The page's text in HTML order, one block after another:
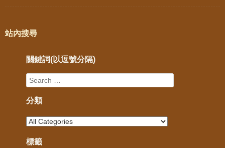
站內搜尋
關鍵詞(以逗號分隔)
分類
標籤